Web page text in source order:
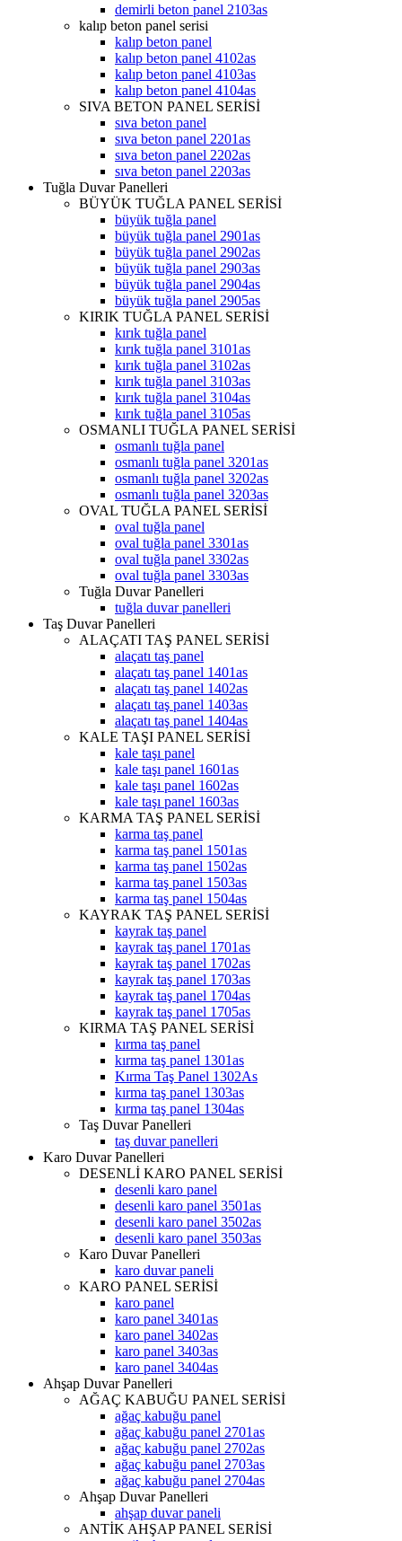
demirli beton panel 2103as
kalıp beton panel serisi
kalıp beton panel
kalıp beton panel 4102as
kalıp beton panel 4103as
kalıp beton panel 4104as
SIVA BETON PANEL SERİSİ
sıva beton panel
sıva beton panel 2201as
sıva beton panel 2202as
sıva beton panel 2203as
Tuğla Duvar Panelleri
BÜYÜK TUĞLA PANEL SERİSİ
büyük tuğla panel
büyük tuğla panel 2901as
büyük tuğla panel 2902as
büyük tuğla panel 2903as
büyük tuğla panel 2904as
büyük tuğla panel 2905as
KIRIK TUĞLA PANEL SERİSİ
kırık tuğla panel
kırık tuğla panel 3101as
kırık tuğla panel 3102as
kırık tuğla panel 3103as
kırık tuğla panel 3104as
kırık tuğla panel 3105as
OSMANLI TUĞLA PANEL SERİSİ
osmanlı tuğla panel
osmanlı tuğla panel 3201as
osmanlı tuğla panel 3202as
osmanlı tuğla panel 3203as
OVAL TUĞLA PANEL SERİSİ
oval tuğla panel
oval tuğla panel 3301as
oval tuğla panel 3302as
oval tuğla panel 3303as
Tuğla Duvar Panelleri
tuğla duvar panelleri
Taş Duvar Panelleri
ALAÇATI TAŞ PANEL SERİSİ
alaçatı taş panel
alaçatı taş panel 1401as
alaçatı taş panel 1402as
alaçatı taş panel 1403as
alaçatı taş panel 1404as
KALE TAŞI PANEL SERİSİ
kale taşı panel
kale taşı panel 1601as
kale taşı panel 1602as
kale taşı panel 1603as
KARMA TAŞ PANEL SERİSİ
karma taş panel
karma taş panel 1501as
karma taş panel 1502as
karma taş panel 1503as
karma taş panel 1504as
KAYRAK TAŞ PANEL SERİSİ
kayrak taş panel
kayrak taş panel 1701as
kayrak taş panel 1702as
kayrak taş panel 1703as
kayrak taş panel 1704as
kayrak taş panel 1705as
KIRMA TAŞ PANEL SERİSİ
kırma taş panel
kırma taş panel 1301as
Kırma Taş Panel 1302As
kırma taş panel 1303as
kırma taş panel 1304as
Taş Duvar Panelleri
taş duvar panelleri
Karo Duvar Panelleri
DESENLİ KARO PANEL SERİSİ
desenli karo panel
desenli karo panel 3501as
desenli karo panel 3502as
desenli karo panel 3503as
Karo Duvar Panelleri
karo duvar paneli
KARO PANEL SERİSİ
karo panel
karo panel 3401as
karo panel 3402as
karo panel 3403as
karo panel 3404as
Ahşap Duvar Panelleri
AĞAÇ KABUĞU PANEL SERİSİ
ağaç kabuğu panel
ağaç kabuğu panel 2701as
ağaç kabuğu panel 2702as
ağaç kabuğu panel 2703as
ağaç kabuğu panel 2704as
Ahşap Duvar Panelleri
ahşap duvar paneli
ANTİK AHŞAP PANEL SERİSİ